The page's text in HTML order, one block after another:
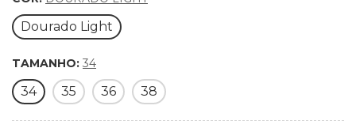
Dourado Light
TAMANHO: 34
34 35 36 38